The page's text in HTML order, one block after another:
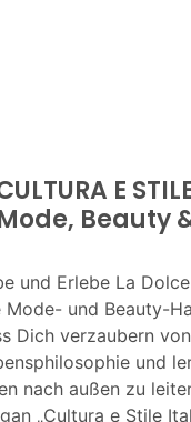
E
Beauty
und Erlebe La
Mode- und Beauty-
Dich verzaubern
und
nach außen zu
„Cultura e Stile